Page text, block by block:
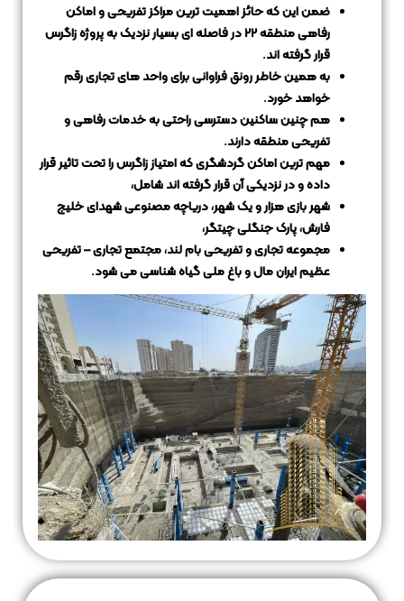
ضمن این که حائز اهمیت ترین مراکز تفریحی و اماکن
رفاهی منطقه 22 در فاصله ای بسیار نزدیک به پروژه زاگرس
قرار گرفته اند.
به همین خاطر رونق فراوانی برای واحد های تجاری رقم
خواهد خورد.
هم چنین ساکنین دسترسی راحتی به خدمات رفاهی و
تفریحی منطقه دارند.
مهم ترین اماکن گردشگری که امتیاز زاگرس را تحت تاثیر قرار
داده و در نزدیکی آن قرار گرفته اند شامل،
شهر بازی هزار و یک شهر، دریاچه مصنوعی شهدای خلیج
فارش، پارک جنگلی چیتگر،
مجموعه تجاری و تفریحی بام لند، مجتمع تجاری – تفریحی
عظیم ایران مال و باغ ملی گیاه شناسی می شود.